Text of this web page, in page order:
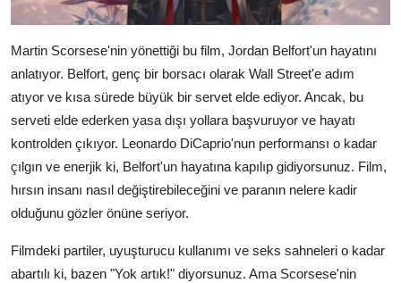
Martin Scorsese'nin yönettiği bu film, Jordan Belfort'un hayatını
anlatıyor. Belfort, genç bir borsacı olarak Wall Street'e adım
atıyor ve kısa sürede büyük bir servet elde ediyor. Ancak, bu
serveti elde ederken yasa dışı yollara başvuruyor ve hayatı
kontrolden çıkıyor. Leonardo DiCaprio'nun performansı o kadar
çılgın ve enerjik ki, Belfort'un hayatına kapılıp gidiyorsunuz. Film,
hırsın insanı nasıl değiştirebileceğini ve paranın nelere kadir
olduğunu gözler önüne seriyor.
Filmdeki partiler, uyuşturucu kullanımı ve seks sahneleri o kadar
abartılı ki, bazen "Yok artık!" diyorsunuz. Ama Scorsese'nin